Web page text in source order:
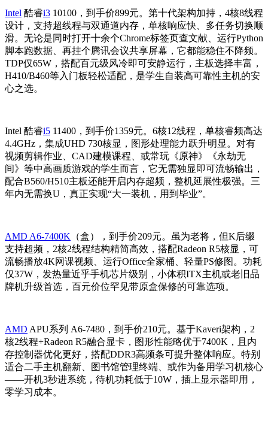
Intel 酷睿i3 10100，到手价899元。第十代架构加持，4核8线程
设计，支持超线程与双通道内存，单核响应快、多任务切换顺
滑。无论是同时打开十余个Chrome标签页查文献、运行Python
脚本跑数据、再挂个腾讯会议共享屏幕，它都能稳住不降频。
TDP仅65W，搭配百元级风冷即可安静运行，主板选择丰富，
H410/B460等入门板轻松适配，是学生自装高可靠性主机的安
心之选。
Intel 酷睿i5 11400，到手价1359元。6核12线程，单核睿频高达
4.4GHz，集成UHD 730核显，图形处理能力跃升明显。对有
视频剪辑作业、CAD建模课程、或常玩《原神》《永劫无
间》等中高画质游戏的学生而言，它无需独显即可流畅输出，
配合B560/H510主板还能开启内存超频，整机延展性极强。三
年内无需换U，真正实现“大一装机，用到毕业”。
AMD A6-7400K （盒），到手价209元。虽为老将，但K后缀
支持超频，2核2线程结构精简高效，搭配Radeon R5核显，可
流畅播放4K网课视频、运行Office全家桶、轻量PS修图。功耗
仅37W，发热量近乎手机芯片级别，小体积ITX主机或老旧品
牌机升级首选，百元价位罕见带原盒保修的可靠选项。
AMD APU系列 A6-7480，到手价210元。基于Kaveri架构，2
核2线程+Radeon R5融合显卡，图形性能略优于7400K，且内
存控制器优化更好，搭配DDR3高频条可提升整体响应。特别
适合二手主机翻新、图书馆管理终端、或作为备用学习机核心
——开机3秒进系统，待机功耗低于10W，插上显示器即用，
零学习成本。